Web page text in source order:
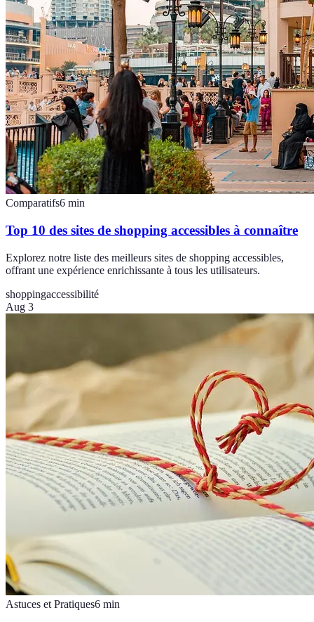
Comparatifs6 min
Top 10 des sites de shopping accessibles à connaître
Explorez notre liste des meilleurs sites de shopping accessibles,
offrant une expérience enrichissante à tous les utilisateurs.
shoppingaccessibilité
Aug 3
Astuces et Pratiques6 min